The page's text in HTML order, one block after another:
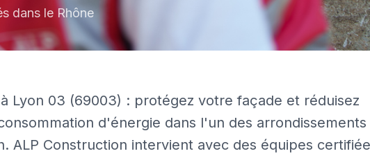
dans le Rhône
Lyon 03 (69003) : protégez votre façade et réduisez
d'énergie dans l'un des arrondissements
ALP Construction intervient avec des équipes